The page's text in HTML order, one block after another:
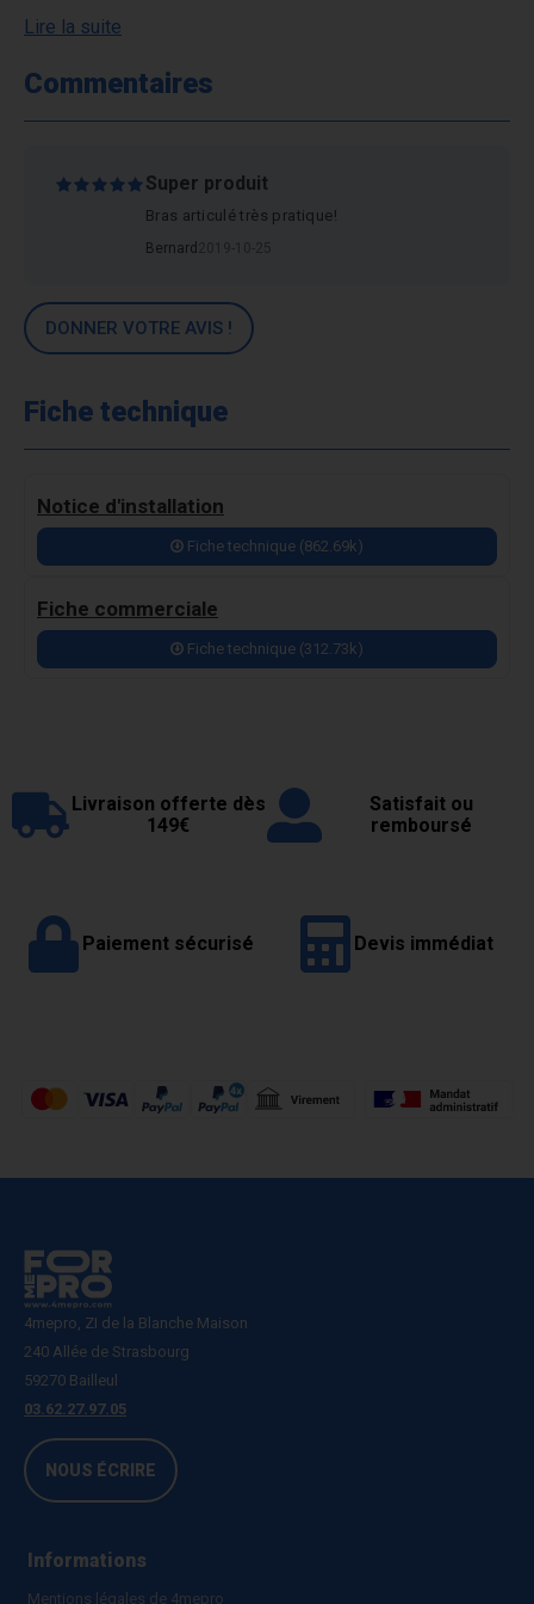
Lire la suite
Commentaires
Super produit
Bras articulé très pratique!
Bernard
DONNER VOTRE AVIS !
Fiche technique
Notice d'installation
Fiche technique (862.69k)
Fiche commerciale
Fiche technique (312.73k)
Livraison offerte dès
149€
Satisfait ou
remboursé
Paiement sécurisé Devis immédiat
4mepro, ZI de la Blanche Maison
240 Allée de Strasbourg
59270 Bailleul
03.62.27.97.05
NOUS ÉCRIRE
Informations
Mentions légales de 4mepro